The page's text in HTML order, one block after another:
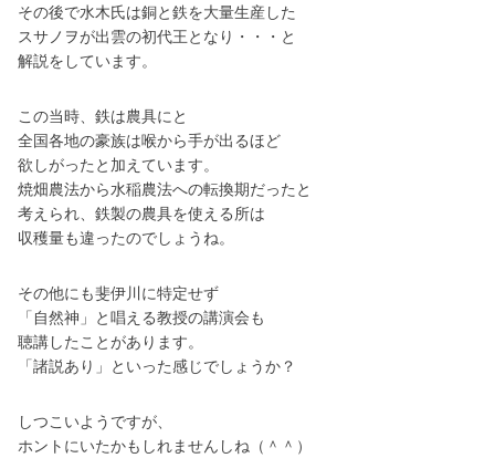
その後で水木氏は銅と鉄を大量生産した
スサノヲが出雲の初代王となり・・・と
解説をしています。
この当時、鉄は農具にと
全国各地の豪族は喉から手が出るほど
欲しがったと加えています。
焼畑農法から水稲農法への転換期だったと
考えられ、鉄製の農具を使える所は
収穫量も違ったのでしょうね。
その他にも斐伊川に特定せず
「自然神」と唱える教授の講演会も
聴講したことがあります。
「諸説あり」といった感じでしょうか？
しつこいようですが、
ホントにいたかもしれませんしね（＾＾）